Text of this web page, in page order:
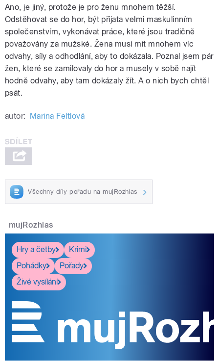
Ano, je jiný, protože je pro ženu mnohem těžší.
Odstěhovat se do hor, být přijata velmi maskulinním
společenstvím, vykonávat práce, které jsou tradičně
považovány za mužské. Žena musí mít mnohem víc
odvahy, síly a odhodlání, aby to dokázala. Poznal jsem pár
žen, které se zamilovaly do hor a musely v sobě najít
hodně odvahy, aby tam dokázaly žít. A o nich bych chtěl
psát.
autor: Marina Feltlová
Všechny díly pořadu na mujRozhlas
mujRozhlas
Hry a četby
Krimi
Pohádky
Pořady
Živé vysílání